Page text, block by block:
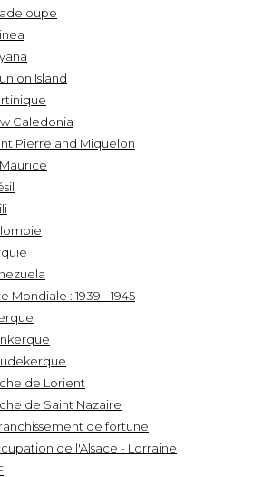
Island
Caledonia
Pierre and Miquelon
Mondiale : 1939 - 1945
de Lorient
de Saint Nazaire
de fortune
de l'Alsace - Lorraine